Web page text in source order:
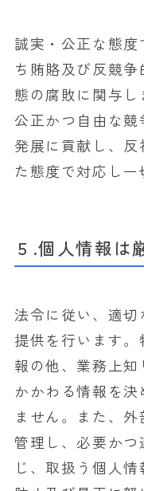
誠実・公正な態
ち賄賂及び反競
態の腐敗に関与
公正かつ自由な
発展に貢献し、
た態度で対応し一
５.個人情報は
法令に従い、適
提供を行います
報の他、業務上
かかわる情報を
ません。また、
管理し、必要か
じ、取扱う個人